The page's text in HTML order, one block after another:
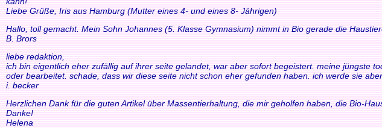
Liebe Grüße, Iris aus Hamburg (Mutter eines 4- und eines 8- Jährigen)
Hallo, toll gemacht. Mein Sohn Johannes (5. Klasse Gymnasium) nimmt in Bio gerade die
B. Brors
liebe redaktion,
ich bin eigentlich eher zufällig auf ihrer seite gelandet, war aber sofort begeistert. meine jüngste
oder bearbeitet. schade, dass wir diese seite nicht schon eher gefunden haben. ich werde sie
i. becker
Herzlichen Dank für die guten Artikel über Massentierhaltung, die mir geholfen haben, die Bio-
Danke!
Helena